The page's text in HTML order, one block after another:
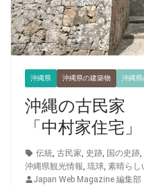
沖縄県 沖縄県の建築物 沖縄県
沖縄の古民家
「中村家住宅」
伝統 古民家 史跡 国の史跡
沖縄県観光情報 琉球 素晴らし
Japan Web Magazine 編集部